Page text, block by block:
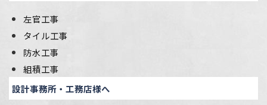
左官工事
タイル工事
防水工事
組積工事
設計事務所・工務店様へ